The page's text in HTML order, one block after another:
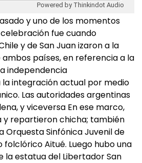
Powered by Thinkindot Audio
y uno de los momentos
fue cuando
y de San Juan izaron a la
países, en referencia a la
independencia
integración actual por medio
Las autoridades argentinas
y viceversa En ese marco,
y repartieron chicha; también
Orquesta Sinfónica Juvenil de
folclórico Aitué. Luego hubo una
la estatua del Libertador San